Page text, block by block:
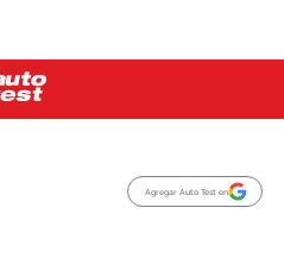
Agregar Auto Test en